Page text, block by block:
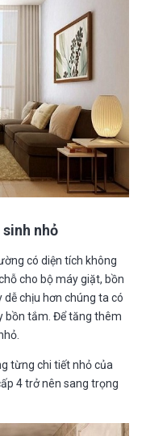
nhỏ
có diện tích không
cho bộ máy giặt, bồn
chịu hơn chúng ta có
bồn tắm. Để tăng thêm
từng chi tiết nhỏ của
4 trở nên sang trọng